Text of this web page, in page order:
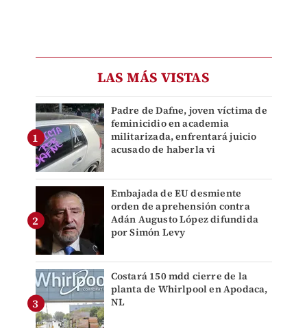
LAS MÁS VISTAS
Padre de Dafne, joven víctima de
feminicidio en academia
militarizada, enfrentará juicio
acusado de haberla vi
Embajada de EU desmiente
orden de aprehensión contra
Adán Augusto López difundida
por Simón Levy
Costará 150 mdd cierre de la
planta de Whirlpool en Apodaca,
NL